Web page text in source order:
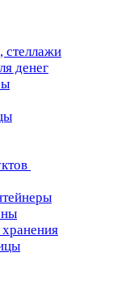
денег